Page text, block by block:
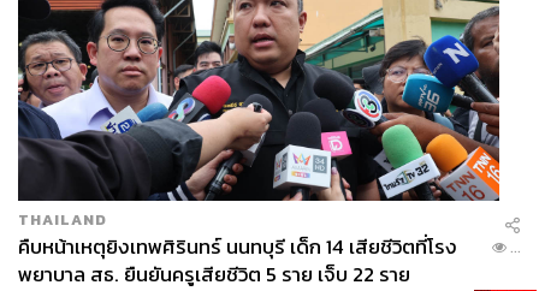
THAILAND
คืบหน้าเหตุยิงเทพศิรินทร์ นนทบุรี เด็ก 14 เสียชีวิตที่โรง
พยาบาล สธ. ยืนยันครูเสียชีวิต 5 ราย เจ็บ 22 ราย
...